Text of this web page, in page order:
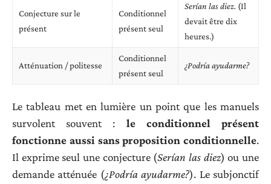
Conjecture sur le
présent
Conditionnel
présent seul
Serían las diez. (Il
devait être dix
heures.)
Atténuation / politesse
Conditionnel
présent seul
¿Podría ayudarme?
Le tableau met en lumière un point que les manuels
survolent souvent : le conditionnel présent
fonctionne aussi sans proposition conditionnelle.
Il exprime seul une conjecture (Serían las diez) ou une
demande atténuée (¿Podría ayudarme?). Le subjonctif